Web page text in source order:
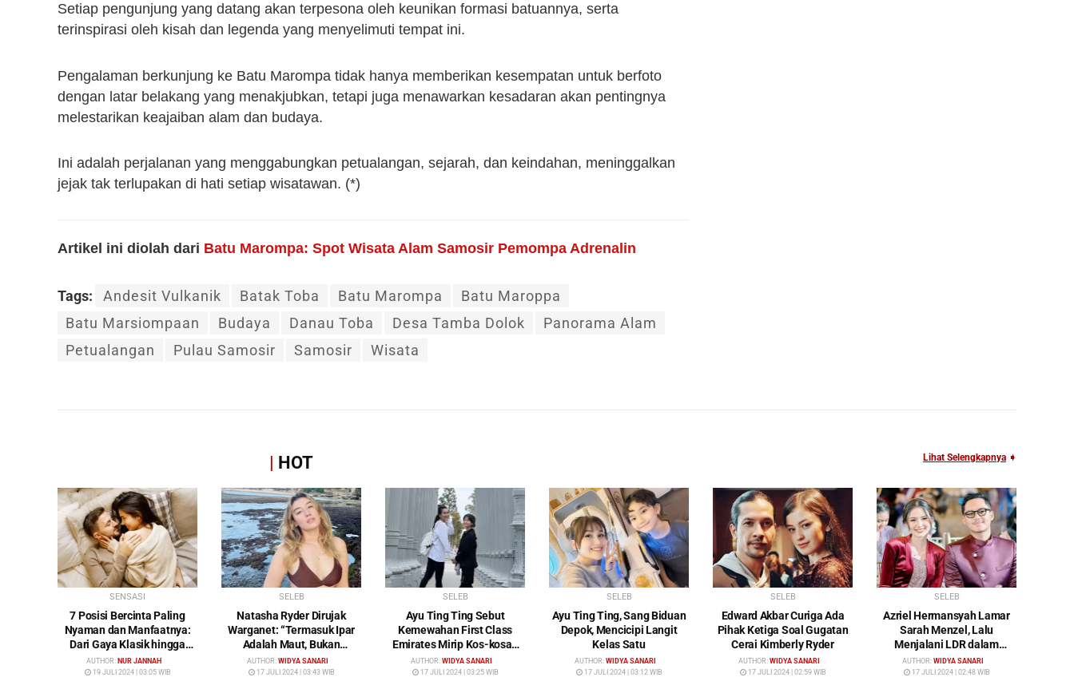
Setiap pengunjung yang datang akan terpesona oleh keunikan formasi batuannya, serta
terinspirasi oleh kisah dan legenda yang menyelimuti tempat ini.
Pengalaman berkunjung ke Batu Marompa tidak hanya memberikan kesempatan untuk berfoto
dengan latar belakang yang menakjubkan, tetapi juga menawarkan kesadaran akan pentingnya
melestarikan keajaiban alam dan budaya.
Ini adalah perjalanan yang menggabungkan petualangan, sejarah, dan keindahan, meninggalkan
jejak tak terlupakan di hati setiap wisatawan. (*)
Artikel ini diolah dari Batu Marompa: Spot Wisata Alam Samosir Pemompa Adrenalin
Tags: Andesit Vulkanik Batak Toba Batu Marompa
Batu Maroppa
Batu Marsiompaan
Budaya Danau Toba Desa Tamba Dolok
Panorama Alam
Petualangan
Pulau Samosir Samosir Wisata
| HOT Lihat Selengkapnya ➧
SENSASI
7 Posisi Bercinta Paling
Nyaman dan Manfaatnya:
Dari Gaya Klasik hingga
Gunting
AUTHOR: NUR JANNAH
19 JULI 2024 | 03:05 WIB
SELEB
Natasha Ryder Dirujak
Warganet: “Termasuk Ipar
Adalah Maut, Bukan
Mendamaikan Malah
Menyiram Bensin”
AUTHOR: WIDYA SANARI
17 JULI 2024 | 03:43 WIB
SELEB
Ayu Ting Ting Sebut
Kemewahan First Class
Emirates Mirip Kos-kosan
Mewah
AUTHOR: WIDYA SANARI
17 JULI 2024 | 03:25 WIB
SELEB
Ayu Ting Ting, Sang Biduan
Depok, Mencicipi Langit
Kelas Satu
AUTHOR: WIDYA SANARI
17 JULI 2024 | 03:12 WIB
SELEB
Edward Akbar Curiga Ada
Pihak Ketiga Soal Gugatan
Cerai Kimberly Ryder
AUTHOR: WIDYA SANARI
17 JULI 2024 | 02:59 WIB
SELEB
Azriel Hermansyah Lamar
Sarah Menzel, Lalu
Menjalani LDR dalam
Waktu yang Cukup Lama
AUTHOR: WIDYA SANARI
17 JULI 2024 | 02:48 WIB